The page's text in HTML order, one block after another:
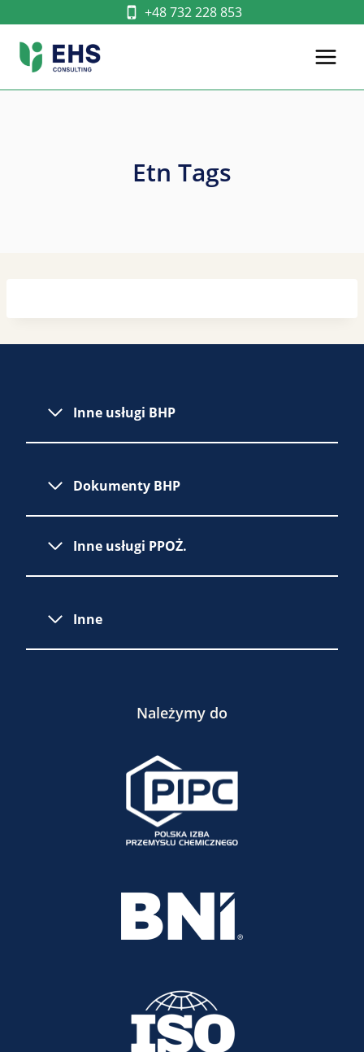
do
treści
+48 732 228 853
Etn Tags
Inne usługi BHP
Dokumenty BHP
Inne usługi PPOŻ.
Inne
Należymy do